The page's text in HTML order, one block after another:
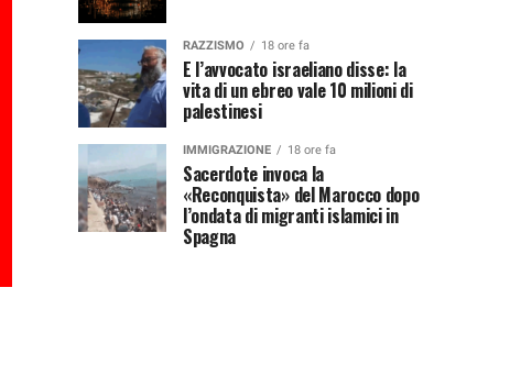
RAZZISMO 18 ore fa
E l’avvocato israeliano disse: la
vita di un ebreo vale 10 milioni di
palestinesi
IMMIGRAZIONE 18 ore fa
Sacerdote invoca la
«Reconquista» del Marocco dopo
l’ondata di migranti islamici in
Spagna